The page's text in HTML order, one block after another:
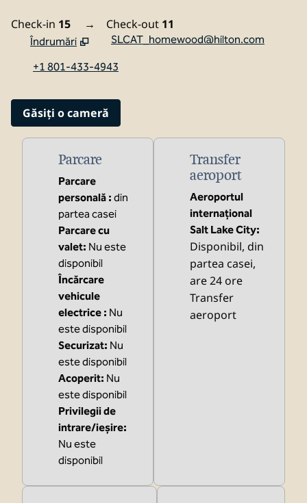
Check-in 15 → Check-out 11
Îndrumări
Deschide o filă nouă
SLCAT_homewood@hilton.com
+1 801-433-4943
Găsiți o cameră
Parcare
Parcare
personală : din
partea casei
Parcare cu
valet: Nu este
disponibil
Încărcare
vehicule
electrice : Nu
este disponibil
Securizat: Nu
este disponibil
Acoperit: Nu
este disponibil
Privilegii de
intrare/ieșire:
Nu este
disponibil
Transfer
aeroport
Aeroportul
internațional
Salt Lake City:
Disponibil, din
partea casei,
are 24 ore
Transfer
aeroport